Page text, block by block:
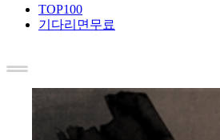
TOP100
기다리면무료